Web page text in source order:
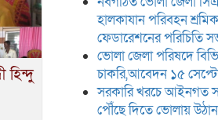
হিন্দু
হালকাযান পরিবহন শ্রমিক
ফেডারেশনের পরিচিতি
ভোলা জেলা পরিষদে
চাকরি,আবেদন ১৫
সরকারি খরচে আইনগত
পৌঁছে দিতে ভোলায়